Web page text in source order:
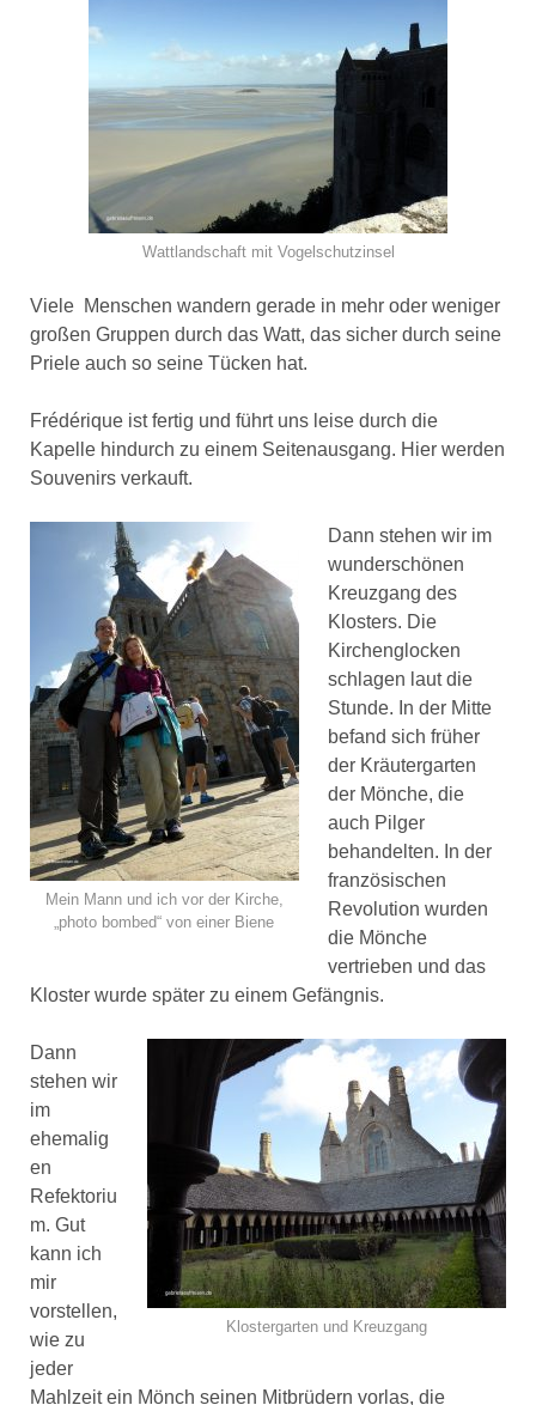
Wattlandschaft mit Vogelschutzinsel
Viele Menschen wandern gerade in mehr oder weniger
großen Gruppen durch das Watt, das sicher durch seine
Priele auch so seine Tücken hat.
Frédérique ist fertig und führt uns leise durch die
Kapelle hindurch zu einem Seitenausgang. Hier werden
Souvenirs verkauft.
Mein Mann und ich vor der Kirche,
„photo bombed“ von einer Biene
Dann stehen wir im
wunderschönen
Kreuzgang des
Klosters. Die
Kirchenglocken
schlagen laut die
Stunde. In der Mitte
befand sich früher
der Kräutergarten
der Mönche, die
auch Pilger
behandelten. In der
französischen
Revolution wurden
die Mönche
vertrieben und das
Kloster wurde später zu einem Gefängnis.
Klostergarten und Kreuzgang
Dann
stehen wir
im
ehemalig
en
Refektoriu
m. Gut
kann ich
mir
vorstellen,
wie zu
jeder
Mahlzeit ein Mönch seinen Mitbrüdern vorlas, die